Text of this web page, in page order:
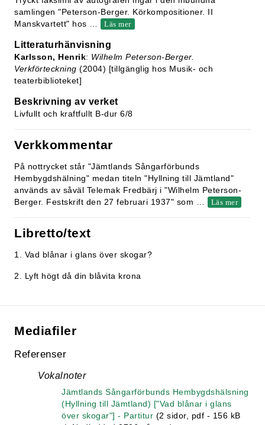
samlingen "Peterson-Berger. Körkompositioner. II
Manskvartett" hos
Läs mer
Litteraturhänvisning
Karlsson, Henrik: Wilhelm Peterson-Berger.
Verkförteckning (2004) [tillgänglig hos Musik- och
teaterbiblioteket]
Beskrivning av verket
Livfullt och kraftfullt B-dur 6/8
Verkkommentar
På nottrycket står "Jämtlands Sångarförbunds
Hembygdshälning" medan titeln "Hyllning till Jämtland"
används av såväl Telemak Fredbärj i "Wilhelm Peterson-
Berger. Festskrift den 27 februari 1937" som
Läs mer
Libretto/text
1. Vad blånar i glans över skogar?
2. Lyft högt då din blåvita krona
Mediafiler
Referenser
Vokalnoter
Jämtlands Sångarförbunds Hembygdshälsning
(Hyllning till Jämtland) ["Vad blånar i glans
över skogar"] - Partitur (2 sidor, pdf - 156 kB